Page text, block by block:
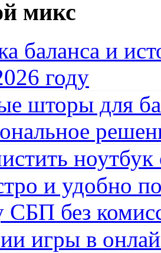
микс
баланса и
году
шторы для
и удобно
СБП без
игры в